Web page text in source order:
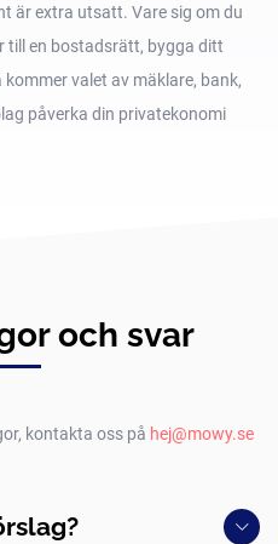
är extra utsatt. Vare sig om du
till en bostadsrätt, bygga ditt
valet av mäklare, bank,
påverka din privatekonomi
och svar
kontakta oss på hej@mowy.se